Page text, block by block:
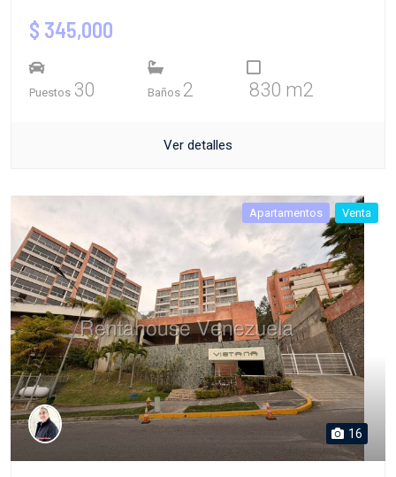
$ 345,000
Puestos 30 Baños 2 830 m2
Ver detalles
Apartamentos Venta
16